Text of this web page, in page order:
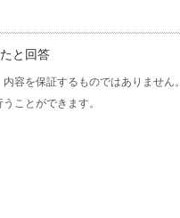
と回答
容を保証するものではありません。
うことができます。